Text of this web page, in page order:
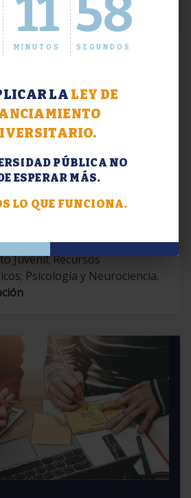
11
MINUTOS
59
SEGUNDOS
LA LEY DE
PÚBLICA NO
ESPERAR MÁS.
LO QUE FUNCIONA.
2026.
Problemáticas en el
Juvenil; Recursos
Psicología y Neurociencia.